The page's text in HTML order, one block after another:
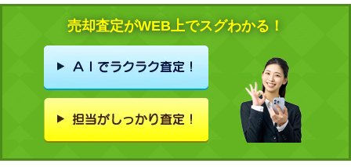
売却査定がWEB上でスグわかる！